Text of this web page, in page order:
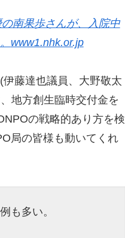
南果歩さんが、入院中
www1.nhk.or.jp
藤達也議員、大野敬太
地方創生臨時交付金を
の戦略的あり方を検
局の皆様も動いてくれ
も多い。